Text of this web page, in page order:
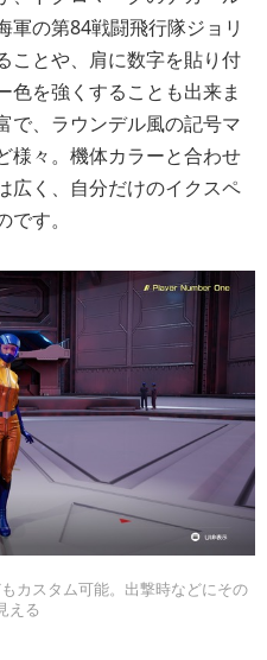
軍の第84戦闘飛行隊ジョリ
ことや、肩に数字を貼り付
色を強くすることも出来ま
で、ラウンデル風の記号マ
様々。機体カラーと合わせ
広く、自分だけのイクスペ
す。
カスタム可能。出撃時などにその
える